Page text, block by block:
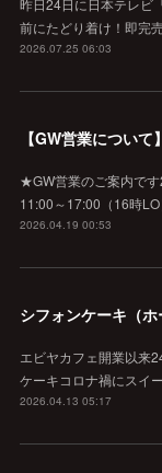
昨日24日に日本テレビ
前にたどり着け！即完
2026.07.25 06:03
【GW営業について】
★GW営業のご案内です
11:00～17:00（16時
2026.04.19 00:53
シフォンケーキ（
エビヤカフェ開業以来
ケーキコロナ禍にスイ
2026.04.13 05:17